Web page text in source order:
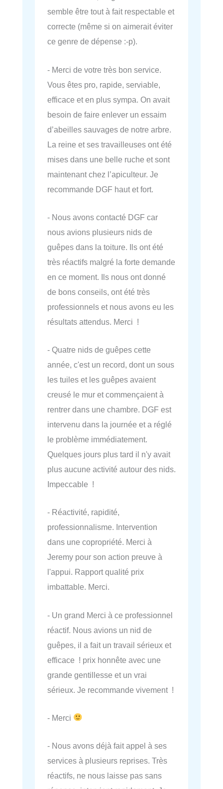
semble être tout à fait respectable et
correcte (même si on aimerait éviter
ce genre de dépense :-p).
- Merci de votre très bon service.
Vous êtes pro, rapide, serviable,
efficace et en plus sympa. On avait
besoin de faire enlever un essaim
d’abeilles sauvages de notre arbre.
La reine et ses travailleuses ont été
mises dans une belle ruche et sont
maintenant chez l’apiculteur. Je
recommande DGF haut et fort.
- Nous avons contacté DGF car
nous avions plusieurs nids de
guêpes dans la toiture. Ils ont été
très réactifs malgré la forte demande
en ce moment. Ils nous ont donné
de bons conseils, ont été très
professionnels et nous avons eu les
résultats attendus. Merci !
- Quatre nids de guêpes cette
année, c'est un record, dont un sous
les tuiles et les guêpes avaient
creusé le mur et commençaient à
rentrer dans une chambre. DGF est
intervenu dans la journée et a réglé
le problème immédiatement.
Quelques jours plus tard il n'y avait
plus aucune activité autour des nids.
Impeccable !
- Réactivité, rapidité,
professionnalisme. Intervention
dans une copropriété. Merci à
Jeremy pour son action preuve à
l'appui. Rapport qualité prix
imbattable. Merci.
- Un grand Merci à ce professionnel
réactif. Nous avions un nid de
guêpes, il a fait un travail sérieux et
efficace ! prix honnête avec une
grande gentillesse et un vrai
sérieux. Je recommande vivement !
- Merci
- Nous avons déjà fait appel à ses
services à plusieurs reprises. Très
réactifs, ne nous laisse pas sans